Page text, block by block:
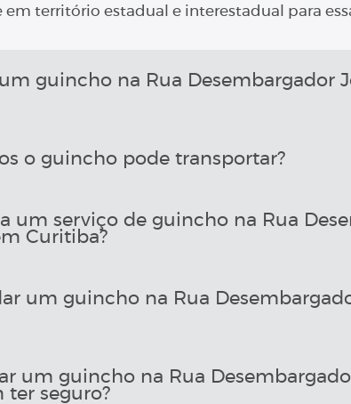
território estadual e interestadual para
guincho na Rua Desembargador
o guincho pode transportar?
um serviço de guincho na Rua
Curitiba?
um guincho na Rua
um guincho na Rua
ter seguro?